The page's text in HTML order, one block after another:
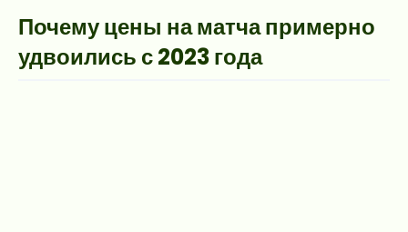
Почему цены на матча примерно
удвоились с 2023 года